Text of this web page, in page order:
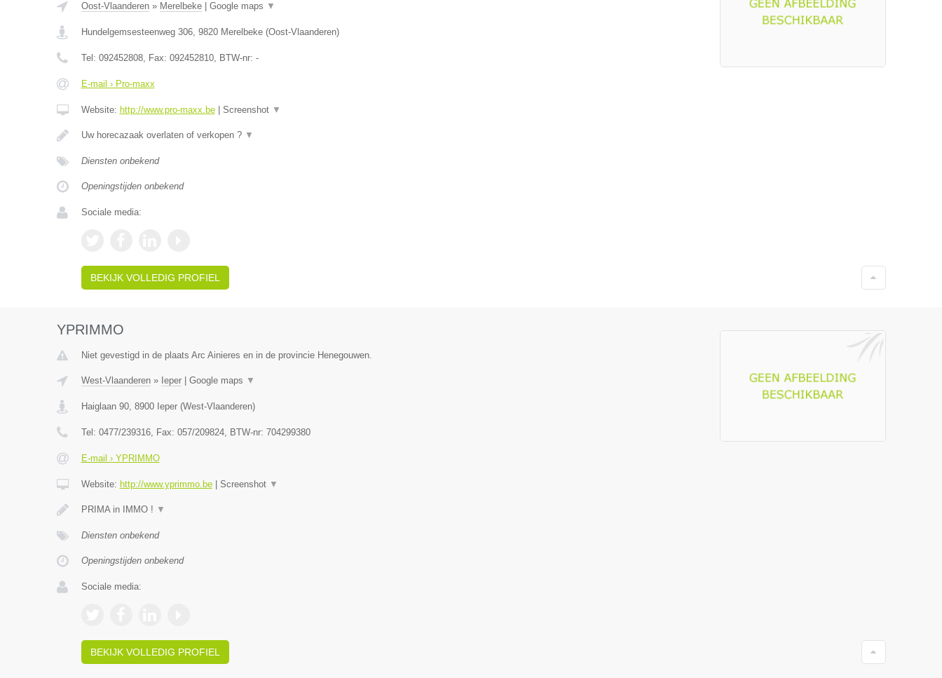
Oost-Vlaanderen» Merelbeke| Google maps ▼
Hundelgemsesteenweg 306, 9820 Merelbeke(Oost-Vlaanderen)
Tel: 092452808, Fax: 092452810, BTW-nr: -
E-mail › Pro-maxx
Website: http://www.pro-maxx.be| Screenshot ▼
Uw horecazaak overlaten of verkopen ? ▼
Diensten onbekend
Openingstijden onbekend
Sociale media:
BEKIJK VOLLEDIG PROFIEL
YPRIMMO
Niet gevestigd in de plaats Arc Ainieres en in de provincie Henegouwen.
West-Vlaanderen» Ieper| Google maps ▼
Haiglaan 90, 8900 Ieper(West-Vlaanderen)
Tel: 0477/239316, Fax: 057/209824, BTW-nr: 704299380
E-mail › YPRIMMO
Website: http://www.yprimmo.be| Screenshot ▼
PRIMA in IMMO ! ▼
Diensten onbekend
Openingstijden onbekend
Sociale media:
BEKIJK VOLLEDIG PROFIEL